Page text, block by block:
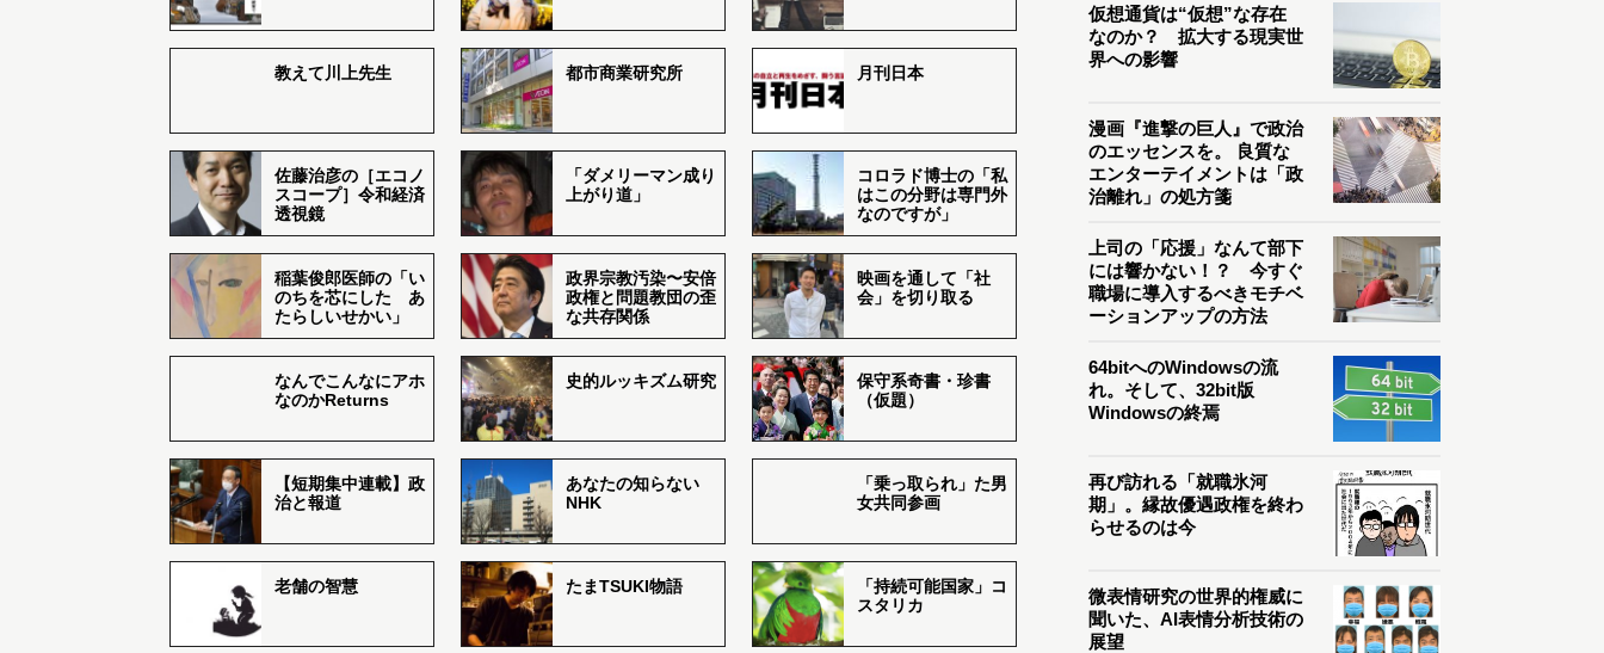
教えて川上先生 都市商業研究所 月刊日本
佐藤治彦の［エコノ
スコープ］令和経済
透視鏡
「ダメリーマン成り
上がり道」
コロラド博士の「私
はこの分野は専門外
なのですが」
稲葉俊郎医師の「い
のちを芯にした あ
たらしいせかい」
政界宗教汚染〜安倍
政権と問題教団の歪
な共存関係
映画を通して「社
会」を切り取る
なんでこんなにアホ
なのかReturns
史的ルッキズム研究
保守系奇書・珍書
（仮題）
【短期集中連載】政
治と報道
あなたの知らない
NHK
「乗っ取られ」た男
女共同参画
老舗の智慧 たまTSUKI物語
「持続可能国家」コ
スタリカ
仮想通貨は“仮想”な存在
なのか？ 拡大する現実世
界への影響
漫画『進撃の巨人』で政治
のエッセンスを。 良質な
エンターテイメントは「政
治離れ」の処方箋
上司の「応援」なんて部下
には響かない！？ 今すぐ
職場に導入するべきモチベ
ーションアップの方法
64bitへのWindowsの流
れ。そして、32bit版
Windowsの終焉
再び訪れる「就職氷河
期」。縁故優遇政権を終わ
らせるのは今
微表情研究の世界的権威に
聞いた、AI表情分析技術の
展望